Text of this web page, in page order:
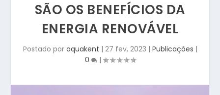
SÃO OS BENEFÍCIOS DA
ENERGIA RENOVÁVEL
Postado por aquakent | 27 fev, 2023 | Publicações |
0
|